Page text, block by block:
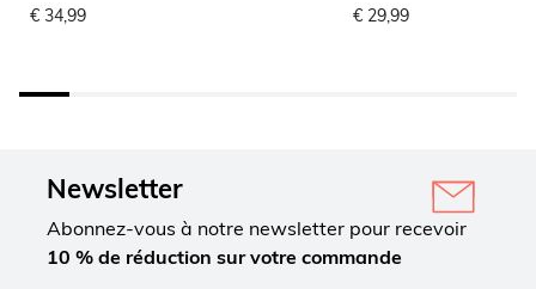
€ 34,99 € 29,99
Newsletter
Abonnez-vous à notre newsletter pour recevoir
10 % de réduction sur votre commande